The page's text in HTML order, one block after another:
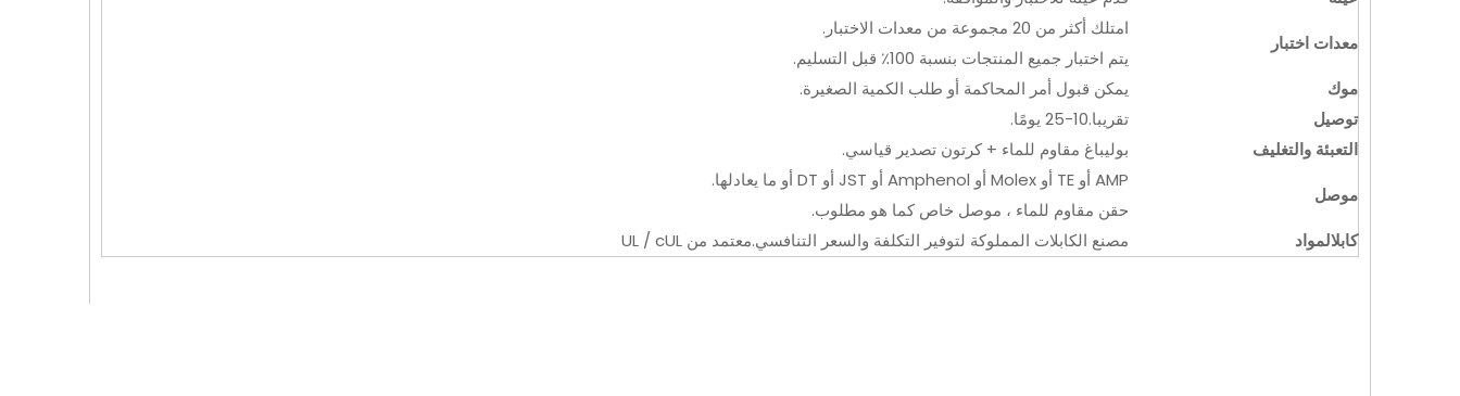
معدات اختبار
امتلك أكثر من 20 مجموعة من معدات الاختبار.
يتم اختبار جميع المنتجات بنسبة 100٪ قبل التسليم.
موك
يمكن قبول أمر المحاكمة أو طلب الكمية الصغيرة.
توصيل
تقريبا.10-25 يومًا.
التعبئة والتغليف
بوليباغ مقاوم للماء + كرتون تصدير قياسي.
موصل
AMP أو TE أو Molex أو Amphenol أو JST أو DT أو ما يعادلها.
حقن مقاوم للماء ، موصل خاص كما هو مطلوب.
كابلالمواد مصنع الكابلات المملوكة لتوفير التكلفة والسعر التنافسي.معتمد من UL / cUL